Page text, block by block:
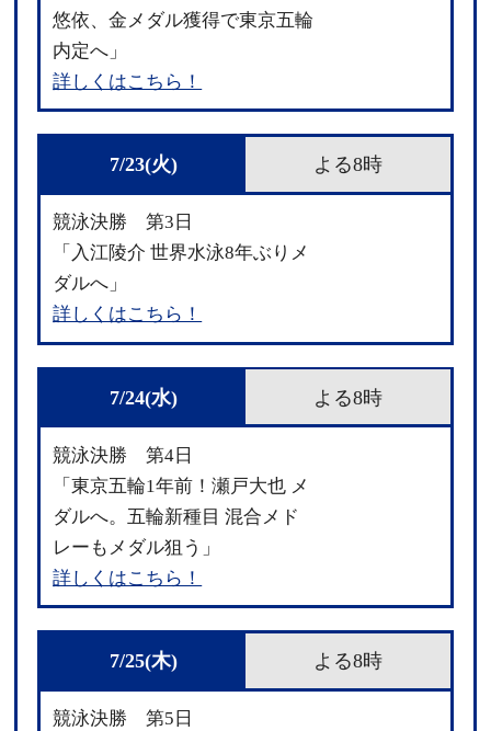
悠依、金メダル獲得で東京五輪
内定へ」
詳しくはこちら！
7/23(火) よる8時
競泳決勝 第3日
「入江陵介 世界水泳8年ぶりメ
ダルへ」
詳しくはこちら！
7/24(水) よる8時
競泳決勝 第4日
「東京五輪1年前！瀬戸大也 メ
ダルへ。五輪新種目 混合メド
レーもメダル狙う」
詳しくはこちら！
7/25(木) よる8時
競泳決勝 第5日